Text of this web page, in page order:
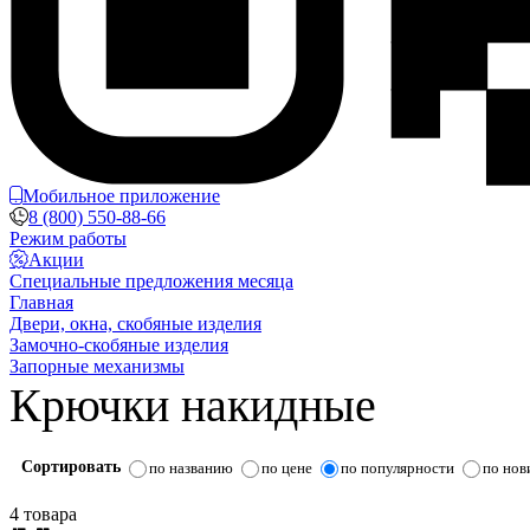
Мобильное приложение
8 (800) 550-88-66
Режим работы
Акции
Специальные предложения месяца
Главная
Двери, окна, скобяные изделия
Замочно-скобяные изделия
Запорные механизмы
Крючки накидные
Сортировать по названию по цене по популярности по
4 товара